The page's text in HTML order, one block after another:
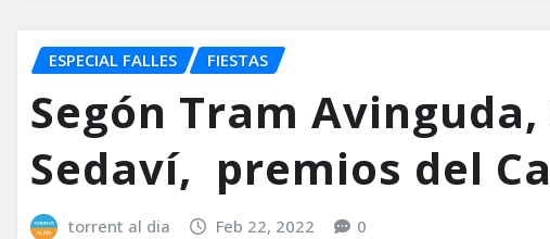
ESPECIAL FALLES FIESTAS
Segón Tram
Sedaví, premios del
torrent al dia Feb 22, 2022 0